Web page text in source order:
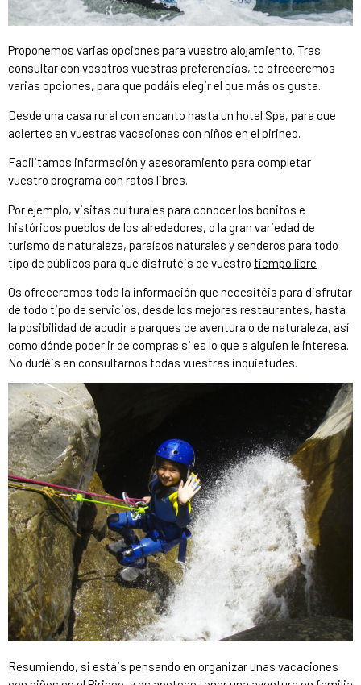
Proponemos varias opciones para vuestro alojamiento. Tras
consultar con vosotros vuestras preferencias, te ofreceremos
varias opciones, para que podáis elegir el que más os gusta.
Desde una casa rural con encanto hasta un hotel Spa, para que
aciertes en vuestras vacaciones con niños en el pirineo.
Facilitamos información y asesoramiento para completar
vuestro programa con ratos libres.
Por ejemplo, visitas culturales para conocer los bonitos e
históricos pueblos de los alrededores, o la gran variedad de
turismo de naturaleza, paraísos naturales y senderos para todo
tipo de públicos para que disfrutéis de vuestro tiempo libre
Os ofreceremos toda la información que necesitéis para disfrutar
de todo tipo de servicios, desde los mejores restaurantes, hasta
la posibilidad de acudir a parques de aventura o de naturaleza, así
como dónde poder ir de compras si es lo que a alguien le interesa.
No dudéis en consultarnos todas vuestras inquietudes.
Resumiendo, si estáis pensando en organizar unas vacaciones